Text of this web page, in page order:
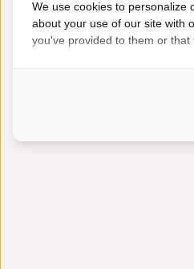
We use cookies to personalize
about your use of our site with
you've provided to them or that